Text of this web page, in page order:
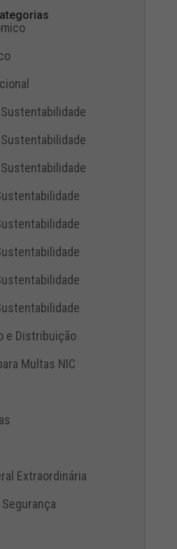
e Distribuição
Multas NIC
Extraordinária